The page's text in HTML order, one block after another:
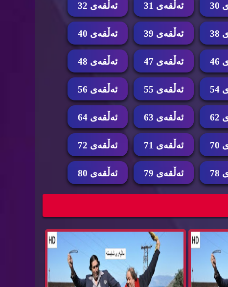
ئه‌ڵقه‌ی 31 ئه‌ڵقه‌ی 32
ئه‌ڵقه‌ی 39 ئه‌ڵقه‌ی 40
ئه‌ڵقه‌ی 47 ئه‌ڵقه‌ی 48
ئه‌ڵقه‌ی 55 ئه‌ڵقه‌ی 56
ئه‌ڵقه‌ی 63 ئه‌ڵقه‌ی 64
ئه‌ڵقه‌ی 71 ئه‌ڵقه‌ی 72
ئه‌ڵقه‌ی 79 ئه‌ڵقه‌ی 80
ون
درامای کۆمیدی دۆبلاژکراوی کوردی گوندێکی ون